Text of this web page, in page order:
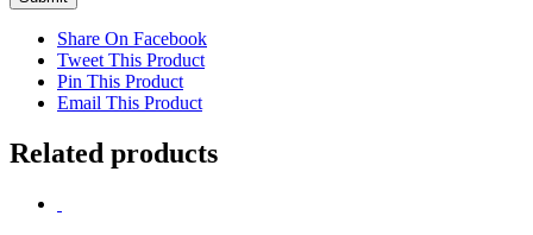
Share On Facebook
Tweet This Product
Pin This Product
Email This Product
Related products